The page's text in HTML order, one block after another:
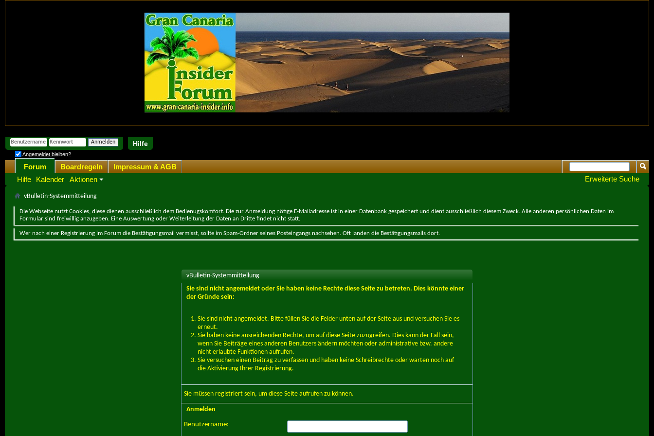
Hilfe
Angemeldet bleiben?
Forum
Hilfe
Kalender Aktionen
Boardregeln
Impressum & AGB
Erweiterte Suche
vBulletin-Systemmitteilung
Die Webseite nutzt Cookies, diese dienen ausschließlich dem Bedienugskomfort. Die zur Anmeldung nötige E-Mailadresse ist in einer Datenbank gespeichert und dient ausschließlich diesem Zweck. Alle anderen persönlichen Daten im
Formular sind freiwillig anzugeben. Eine Auswertung oder Weiterleitung der Daten an Dritte findet nicht statt.
Wer nach einer Registrierung im Forum die Bestätigungsmail vermisst, sollte im Spam-Ordner seines Posteingangs nachsehen. Oft landen die Bestätigungsmails dort.
vBulletin-Systemmitteilung
Sie sind nicht angemeldet oder Sie haben keine Rechte diese Seite zu betreten. Dies könnte einer
der Gründe sein:
Sie sind nicht angemeldet. Bitte füllen Sie die Felder unten auf der Seite aus und versuchen Sie es
erneut.
Sie haben keine ausreichenden Rechte, um auf diese Seite zuzugreifen. Dies kann der Fall sein,
wenn Sie Beiträge eines anderen Benutzers ändern möchten oder administrative bzw. andere
nicht erlaubte Funktionen aufrufen.
Sie versuchen einen Beitrag zu verfassen und haben keine Schreibrechte oder warten noch auf
die Aktivierung Ihrer Registrierung.
Sie müssen registriert sein, um diese Seite aufrufen zu können.
Anmelden
Benutzername: